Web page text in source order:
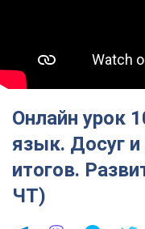
Онлайн урок
язык. Досуг
итогов.
ЧТ)